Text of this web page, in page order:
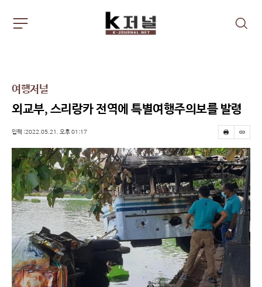
검
주
뉴
펼
치
여행저널
외교부, 스리랑카 전역에 특별여행주의보를 발령
프
린
트
스
크
랩
입력 :2022.05.21. 오후 01:17